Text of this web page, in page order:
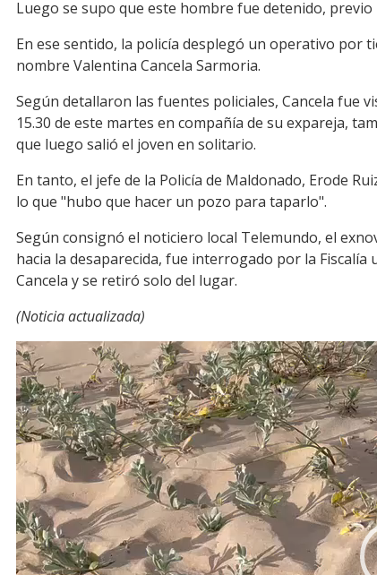
WhatsApp
Email
Copy
Link
Luego se supo que este hombre fue detenido,
En ese sentido, la policía desplegó un operativo por
nombre Valentina Cancela Sarmoria.
Según detallaron las fuentes policiales, Cancela fue
15.30 de este martes en compañía de su expareja,
que luego salió el joven en solitario.
En tanto, el jefe de la Policía de Maldonado, Erode
lo que "hubo que hacer un pozo para taparlo".
Según consignó el noticiero local Telemundo, el
hacia la desaparecida, fue interrogado por la
Cancela y se retiró solo del lugar.
(Noticia actualizada)
Reproductor
de
vídeo